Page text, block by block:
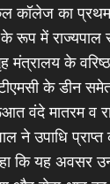
कॉलेज का प्रथम
रूप में राज्यपाल
मंत्रालय के
के डीन
वंदे मातरम व
ने उपाधि
कि यह अवसर